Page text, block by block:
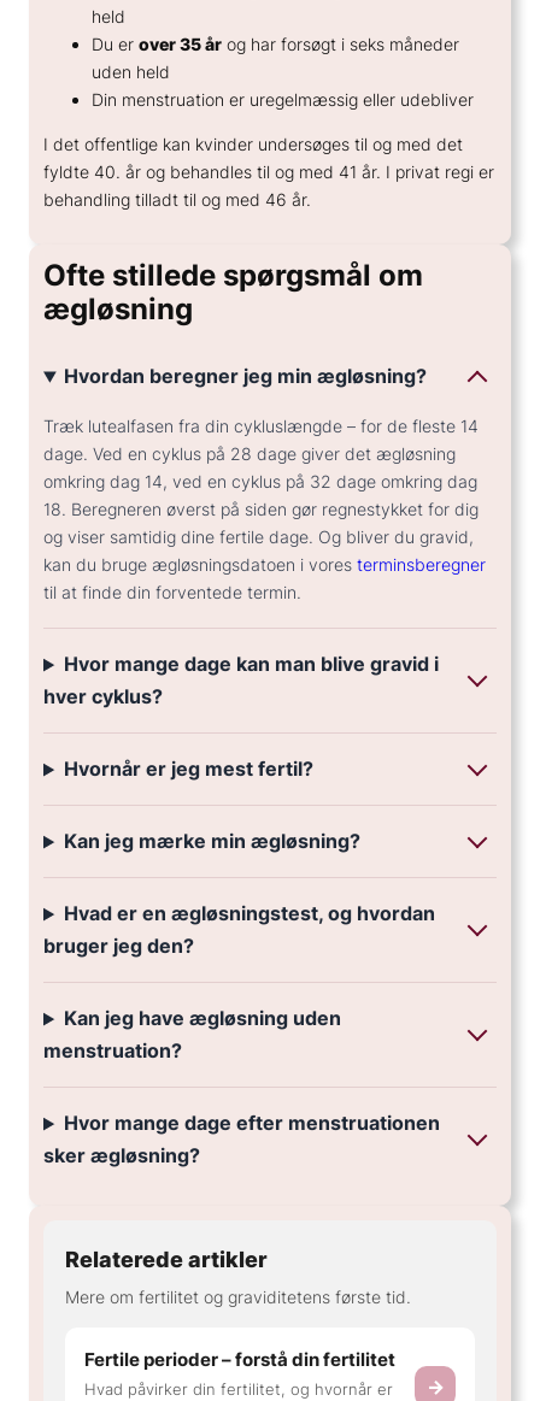
held
Du er over 35 år og har forsøgt i seks måneder
uden held
Din menstruation er uregelmæssig eller udebliver
I det offentlige kan kvinder undersøges til og med det
fyldte 40. år og behandles til og med 41 år. I privat regi er
behandling tilladt til og med 46 år.
Ofte stillede spørgsmål om
ægløsning
Hvordan beregner jeg min ægløsning?
Træk lutealfasen fra din cykluslængde – for de fleste 14
dage. Ved en cyklus på 28 dage giver det ægløsning
omkring dag 14, ved en cyklus på 32 dage omkring dag
18. Beregneren øverst på siden gør regnestykket for dig
og viser samtidig dine fertile dage. Og bliver du gravid,
kan du bruge ægløsningsdatoen i vores terminsberegner
til at finde din forventede termin.
Hvor mange dage kan man blive gravid i
hver cyklus?
Hvornår er jeg mest fertil?
Kan jeg mærke min ægløsning?
Hvad er en ægløsningstest, og hvordan
bruger jeg den?
Kan jeg have ægløsning uden
menstruation?
Hvor mange dage efter menstruationen
sker ægløsning?
Relaterede artikler
Mere om fertilitet og graviditetens første tid.
Fertile perioder – forstå din fertilitet
Hvad påvirker din fertilitet, og hvornår er
→